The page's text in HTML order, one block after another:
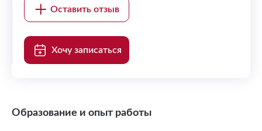
Оставить отзыв
Хочу записаться
Образование и опыт работы